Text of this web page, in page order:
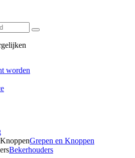
worden
Grepen en Knoppen
Bekerhouders